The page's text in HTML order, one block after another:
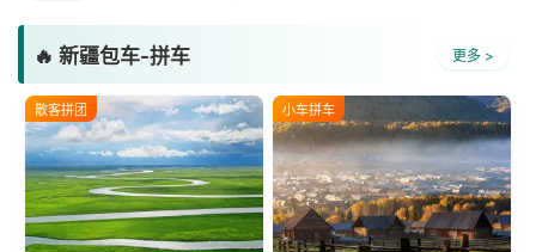
🔥 新疆包车-拼车 更多 >
散客拼团 小车拼车